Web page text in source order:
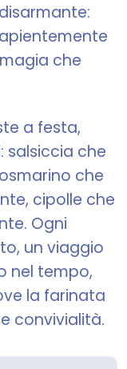
che
a festa,
salsiccia che
che
cipolle che
Ogni
un viaggio
nel tempo,
la farinata
convivialità.